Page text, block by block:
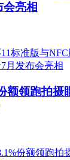
亮相
额领跑拍摄